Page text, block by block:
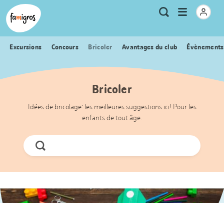
Signets
de
navigation
Header
Logo Métanavigation
RechercheOuvrir
Excursions Concours Bricoler Avantages du club
Bricoler
Idées de bricolage: les meilleures suggestions ici! Pour les
enfants de tout âge.
Chercher